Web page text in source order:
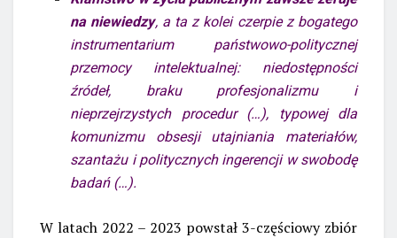
na niewiedzy, a ta z kolei czerpie z bogatego
instrumentarium państwowo-politycznej
przemocy intelektualnej: niedostępności
źródeł, braku profesjonalizmu i
nieprzejrzystych procedur (…), typowej dla
komunizmu obsesji utajniania materiałów,
szantażu i politycznych ingerencji w swobodę
badań (…).
W latach 2022 – 2023 powstał 3-częściowy zbiór